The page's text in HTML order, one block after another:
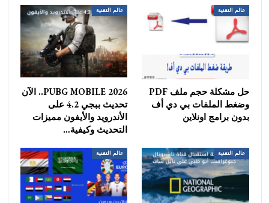
عالم التقنية
حل مشكلة حجم ملف PDF
وضغط الملفات بي دي أف
بدون برامج اونلاين
عالم التقنية
PUBG MOBILE 2026.. الآن
تحديث ببجي 4.2 على
الأندرويد والأيفون مميزات
التحديث وكيفية…
عالم التقنية عالم التقنية